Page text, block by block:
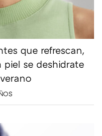
que refrescan,
se deshidrate